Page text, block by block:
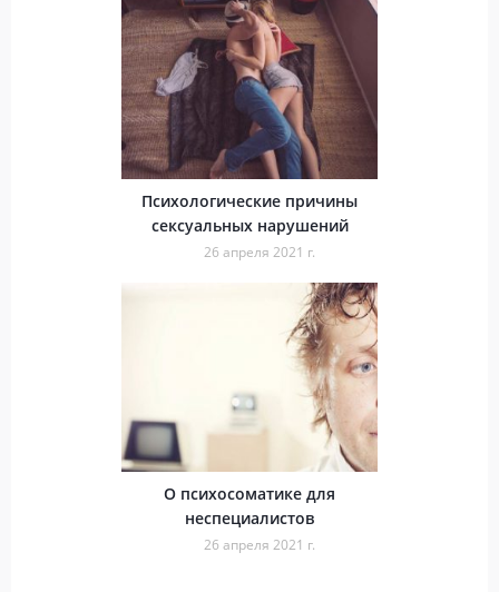
Психологические причины
сексуальных нарушений
26 апреля 2021 г.
О психосоматике для
неспециалистов
26 апреля 2021 г.